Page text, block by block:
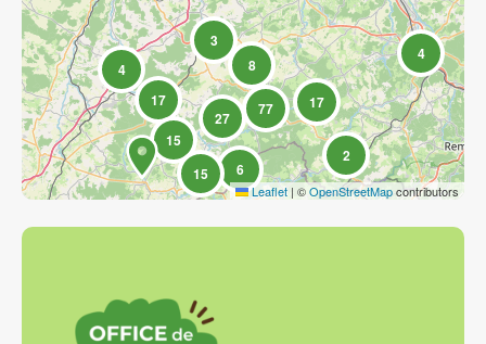
6
15
8
15
17 17
4
27 77
3
2
4
Leaflet | ©OpenStreetMapcontributors